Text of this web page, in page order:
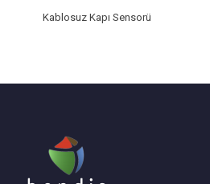
Kablosuz Kapı Sensorü